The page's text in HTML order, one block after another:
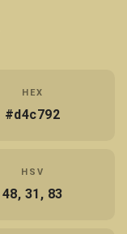
HEX
#d4c792
HSV
48, 31, 83